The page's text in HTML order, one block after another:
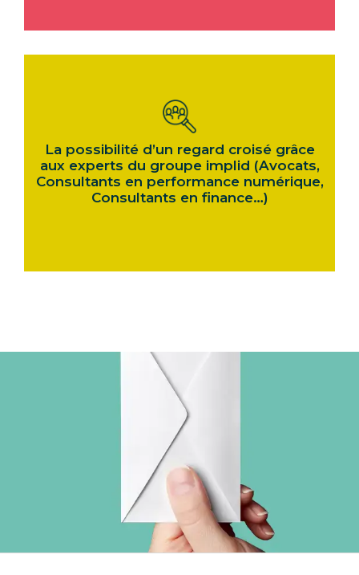
La possibilité d’un regard croisé grâce
aux experts du groupe implid (Avocats,
Consultants en performance numérique,
Consultants en finance…)